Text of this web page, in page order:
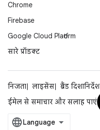
Chrome
Firebase
Google Cloud Platform
सारे प्रॉडक्ट
निजता लाइसेंस ब्रैंड दिशानिर्देश
ईमेल से समाचार और सलाह पाएं